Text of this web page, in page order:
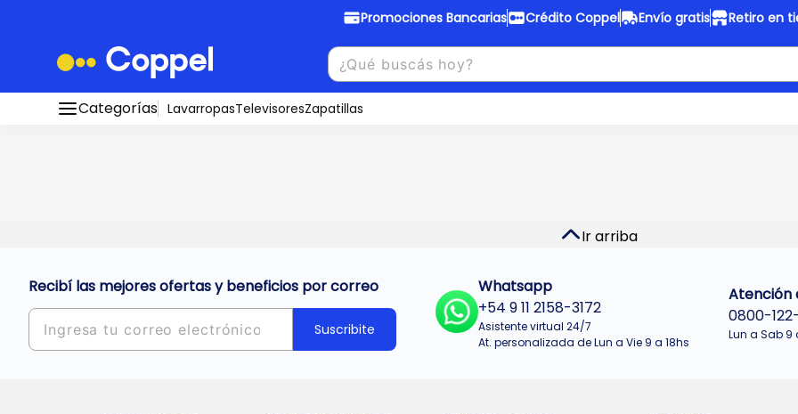
Promociones Bancarias Crédito Coppel Envío gratis Retiro en
Promociones Bancarias
Conocé todos nuestros medios de pago
Crédito Coppel
Hasta
Envío gratis
Categorías LavarropasTelevisoresZapatillas
Ir arriba
Recibí las mejores ofertas y beneficios por correo
Suscribite
Whatsapp
+54 9 11 2158-3172
Asistente virtual 24/7
At. personalizada de Lun a Vie 9 a 18hs
Atención
0800-
Lun a Sab 9